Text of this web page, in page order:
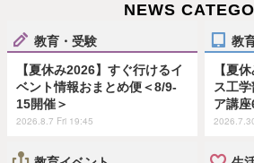
NEWS
教育・受験
【夏休み2026】すぐ行けるイ
ベント情報おまとめ便＜8/9-
15開催＞
2026.8.7 Fri 19:45
教
【夏
ス工
ア講座